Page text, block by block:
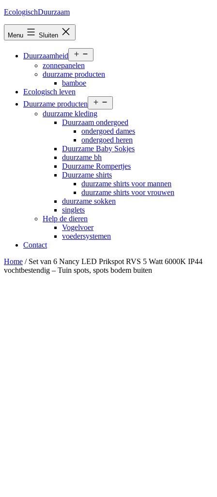
Ga
inhoud
EcologischDuurzaam
Menu Sluiten
Duurzaamheid
menu
zonnepanelen
duurzame producten
bamboe
Ecologisch leven
Duurzame producten
menu
duurzame kleding
Duurzaam ondergoed
ondergoed dames
ondergoed heren
Duurzame Baby Sokjes
duurzame bh
Duurzame Rompertjes
Duurzame shirts
duurzame shirts voor mannen
duurzame shirts voor vrouwen
duurzame sokken
singlets
Help de dieren
Vogelvoer
voedersystemen
Contact
Home / Set van 6 Nancy LED Prikspot RVS 5 Watt 6000K IP44
vochtbestendig – Tuin spots, spots bodem buiten